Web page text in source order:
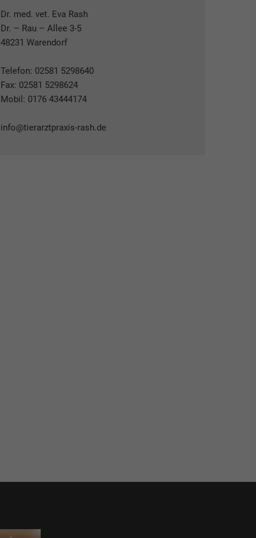
Dr. med. vet. Eva Rash
Dr. – Rau – Allee 3-5
48231 Warendorf
Telefon: 02581 5298640
Fax: 02581 5298624
Mobil: 0176 43444174
info@tierarztpraxis-rash.de